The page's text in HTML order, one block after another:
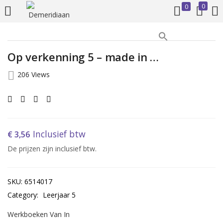
0 0
LOGIN REGISTER
Enter your username and password to login.
Remember me
Op verkenning 5 – made in …
206 Views
€ 3,56 Inclusief btw
De prijzen zijn inclusief btw.
SKU: 6514017
Category: Leerjaar 5
Werkboeken Van In